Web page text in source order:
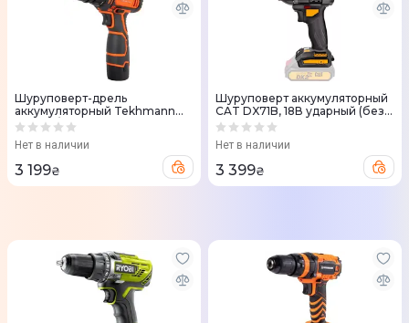
Шуруповерт-дрель
аккумуляторный Tekhmann
TCD-12/2 BS Kit 12В кейс с
Нет в наличии
3 199₴
Шуруповерт аккумуляторный
CAT DX71B, 18В ударный (без
АКБ и ЗУ)
Нет в наличии
3 399₴